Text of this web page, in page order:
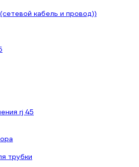
кабель и провод))
rj 45
трубки